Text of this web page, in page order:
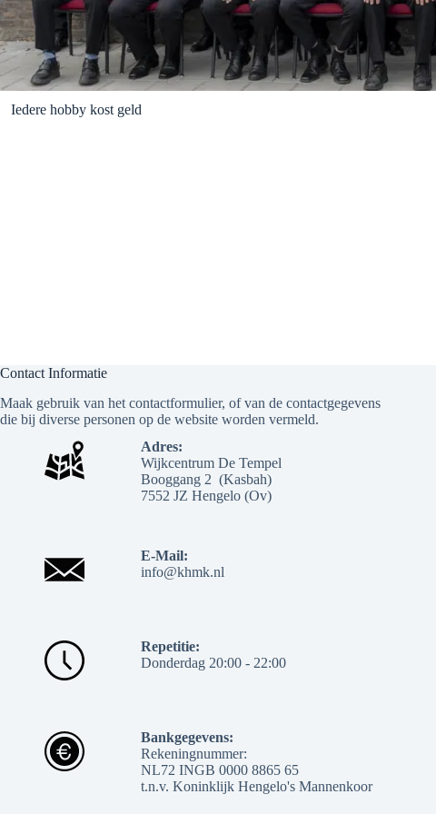
Iedere hobby kost geld
Contact Informatie
Maak gebruik van het contactformulier, of van de contactgegevens
die bij diverse personen op de website worden vermeld.
Adres:
Wijkcentrum De Tempel
Booggang 2 (Kasbah)
7552 JZ Hengelo (Ov)
E-Mail:
info@khmk.nl
Repetitie:
Donderdag 20:00 - 22:00
Bankgegevens:
Rekeningnummer:
NL72 INGB 0000 8865 65
t.n.v. Koninklijk Hengelo's Mannenkoor